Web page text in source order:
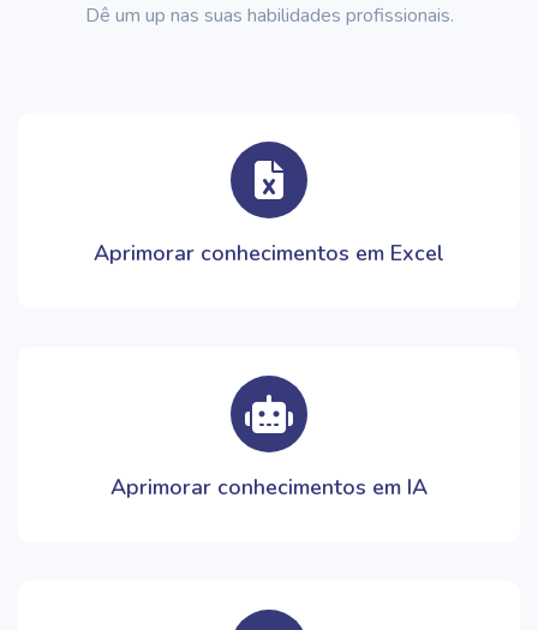
Dê um up nas suas habilidades profissionais.
Aprimorar conhecimentos em Excel
Aprimorar conhecimentos em IA